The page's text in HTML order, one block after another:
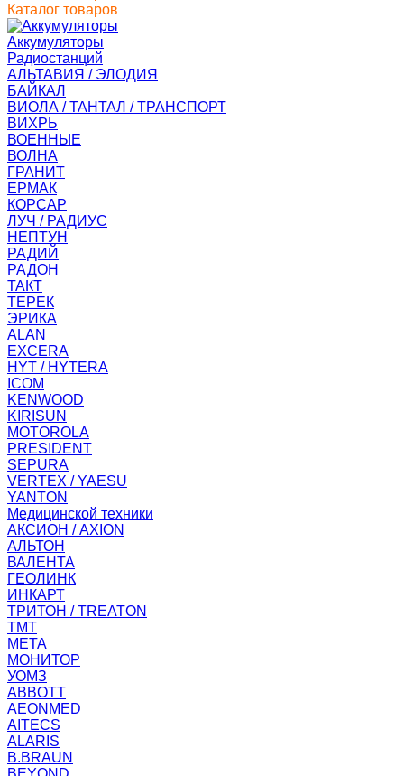
Каталог товаров
Аккумуляторы
Радиостанций
АЛЬТАВИЯ / ЭЛОДИЯ
БАЙКАЛ
ВИОЛА / ТАНТАЛ / ТРАНСПОРТ
ВИХРЬ
ВОЕННЫЕ
ВОЛНА
ГРАНИТ
ЕРМАК
КОРСАР
ЛУЧ / РАДИУС
НЕПТУН
РАДИЙ
РАДОН
ТАКТ
ТЕРЕК
ЭРИКА
ALAN
EXCERA
HYT / HYTERA
ICOM
KENWOOD
KIRISUN
MOTOROLA
PRESIDENT
SEPURA
VERTEX / YAESU
YANTON
Медицинской техники
АКСИОН / AXION
АЛЬТОН
ВАЛЕНТА
ГЕОЛИНК
ИНКАРТ
ТРИТОН / TREATON
ТМТ
МЕТА
МОНИТОР
УОМЗ
ABBOTT
AEONMED
AITECS
ALARIS
B.BRAUN